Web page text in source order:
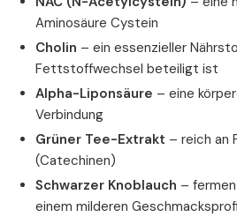
Aminosäure Cystein
Cholin – ein essenzieller
Fettstoffwechsel beteiligt ist
Alpha-Liponsäure – eine
Verbindung
Grüner Tee-Extrakt – reich an
(Catechinen)
Schwarzer Knoblauch –
einem milderen